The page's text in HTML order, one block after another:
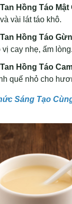
Hồng Táo Mật
vài lát táo khô.
Hồng Táo
cay nhẹ, ấm lòng.
Hồng Táo
quế nhỏ cho
Sáng Tạo